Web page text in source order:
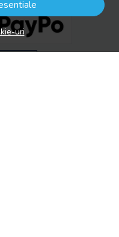
uri